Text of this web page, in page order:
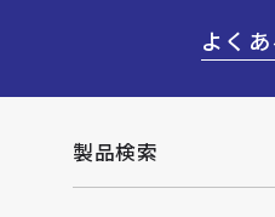
よく
製品検索